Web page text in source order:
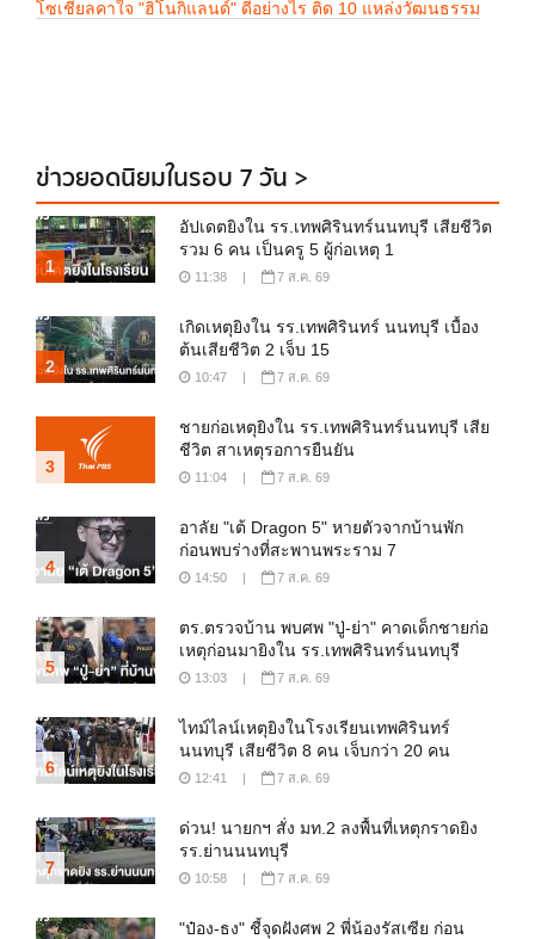
โซเชียลคาใจ "ฮิโนกิแลนด์" ดีอย่างไร ติด 10 แหล่งวัฒนธรรม
ข่าวยอดนิยมในรอบ 7 วัน >
1
อัปเดตยิงใน รร.เทพศิรินทร์นนทบุรี เสียชีวิต
รวม 6 คน เป็นครู 5 ผู้ก่อเหตุ 1
11:38 | 7 ส.ค. 69
2
เกิดเหตุยิงใน รร.เทพศิรินทร์ นนทบุรี เบื้อง
ต้นเสียชีวิต 2 เจ็บ 15
10:47 | 7 ส.ค. 69
3
ชายก่อเหตุยิงใน รร.เทพศิรินทร์นนทบุรี เสีย
ชีวิต สาเหตุรอการยืนยัน
11:04 | 7 ส.ค. 69
4
อาลัย "เต้ Dragon 5" หายตัวจากบ้านพัก
ก่อนพบร่างที่สะพานพระราม 7
14:50 | 7 ส.ค. 69
5
ตร.ตรวจบ้าน พบศพ "ปู่-ย่า" คาดเด็กชายก่อ
เหตุก่อนมายิงใน รร.เทพศิรินทร์นนทบุรี
13:03 | 7 ส.ค. 69
6
ไทม์ไลน์เหตุยิงในโรงเรียนเทพศิรินทร์
นนทบุรี เสียชีวิต 8 คน เจ็บกว่า 20 คน
12:41 | 7 ส.ค. 69
7
ด่วน! นายกฯ สั่ง มท.2 ลงพื้นที่เหตุกราดยิง
รร.ย่านนนทบุรี
10:58 | 7 ส.ค. 69
"ป๋อง-ธง" ชี้จุดฝังศพ 2 พี่น้องรัสเซีย ก่อน